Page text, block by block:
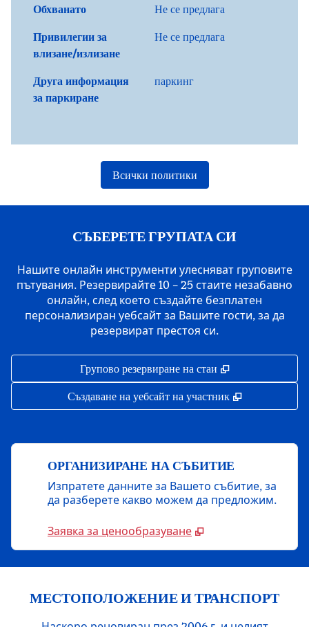
Обхванато
Не се предлага
Привилегии за
влизане/излизане
Не се предлага
Друга информация
за паркиране
паркинг
Всички политики
СЪБЕРЕТЕ ГРУПАТА СИ
Нашите онлайн инструменти улесняват груповите
пътувания. Резервирайте 10 – 25 стаите незабавно
онлайн, след което създайте безплатен
персонализиран уебсайт за Вашите гости, за да
резервират престоя си.
Групово резервиране на стаи ,
Създаване на уебсайт на участник ,
ОРГАНИЗИРАНЕ НА СЪБИТИЕ
Изпратете данните за Вашето събитие, за
да разберете какво можем да предложим.
Заявка за ценообразуване
МЕСТОПОЛОЖЕНИЕ И ТРАНСПОРТ